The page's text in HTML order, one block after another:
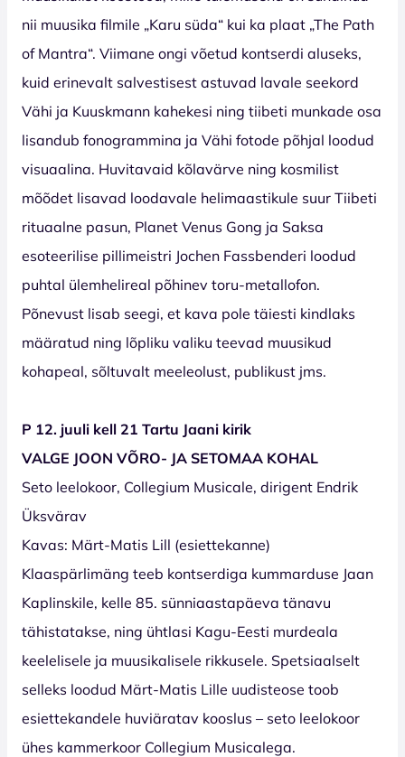
nii muusika filmile „Karu süda“ kui ka plaat „The Path
of Mantra“. Viimane ongi võetud kontserdi aluseks,
kuid erinevalt salvestisest astuvad lavale seekord
Vähi ja Kuuskmann kahekesi ning tiibeti munkade osa
lisandub fonogrammina ja Vähi fotode põhjal loodud
visuaalina. Huvitavaid kõlavärve ning kosmilist
mõõdet lisavad loodavale helimaastikule suur Tiibeti
rituaalne pasun, Planet Venus Gong ja Saksa
esoteerilise pillimeistri Jochen Fassbenderi loodud
puhtal ülemhelireal põhinev toru-metallofon.
Põnevust lisab seegi, et kava pole täiesti kindlaks
määratud ning lõpliku valiku teevad muusikud
kohapeal, sõltuvalt meeleolust, publikust jms.
P 12. juuli kell 21 Tartu Jaani kirik
VALGE JOON VÕRO- JA SETOMAA KOHAL
Seto leelokoor, Collegium Musicale, dirigent Endrik
Üksvärav
Kavas: Märt-Matis Lill (esiettekanne)
Klaaspärlimäng teeb kontserdiga kummarduse Jaan
Kaplinskile, kelle 85. sünniaastapäeva tänavu
tähistatakse, ning ühtlasi Kagu-Eesti murdeala
keelelisele ja muusikalisele rikkusele. Spetsiaalselt
selleks loodud Märt-Matis Lille uudisteose toob
esiettekandele huviäratav kooslus – seto leelokoor
ühes kammerkoor Collegium Musicalega.